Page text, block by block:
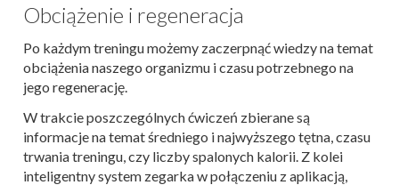
Obciążenie i regeneracja
Po każdym treningu możemy zaczerpnąć wiedzy na temat
obciążenia naszego organizmu i czasu potrzebnego na
jego regenerację.
W trakcie poszczególnych ćwiczeń zbierane są
informacje na temat średniego i najwyższego tętna, czasu
trwania treningu, czy liczby spalonych kalorii. Z kolei
inteligentny system zegarka w połączeniu z aplikacją,